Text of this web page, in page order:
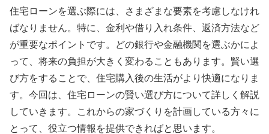
住宅ローンを選ぶ際には、さまざまな要素を考慮しなけれ
ばなりません。特に、金利や借り入れ条件、返済方法など
が重要なポイントです。どの銀行や金融機関を選ぶかによ
って、将来の負担が大きく変わることもあります。賢い選
び方をすることで、住宅購入後の生活がより快適になりま
す。今回は、住宅ローンの賢い選び方について詳しく解説
していきます。これからの家づくりを計画している方々に
とって、役立つ情報を提供できればと思います。